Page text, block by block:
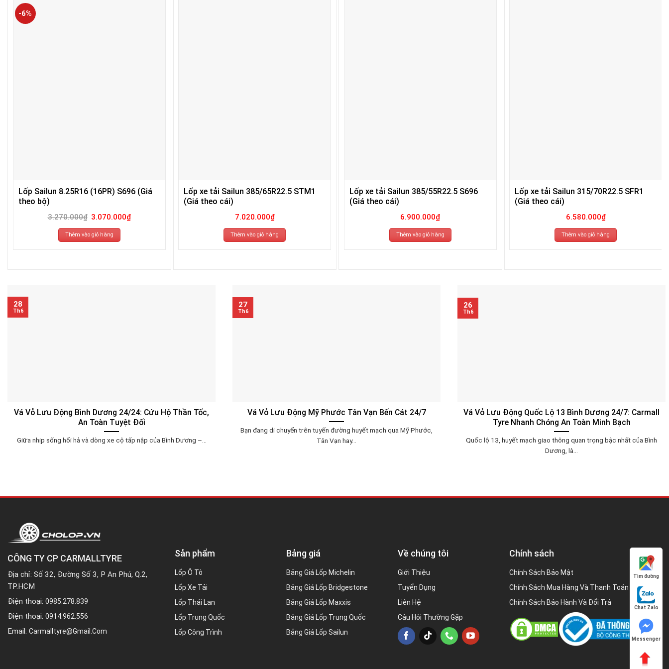
-6%
Lốp Sailun 8.25R16 (16PR) S696 (Giá
theo bộ)
3.270.000₫ Giá
gốc
là:
3.270.000₫.
3.070.000₫Giá
Thêm vào giỏ hàng
Lốp xe tải Sailun 385/65R22.5 STM1
(Giá theo cái)
7.020.000₫
Thêm vào giỏ hàng
Lốp xe tải Sailun 385/55R22.5 S696
(Giá theo cái)
6.900.000₫
Thêm vào giỏ hàng
Lốp xe tải Sailun 315/70R22.5 SFR1
(Giá theo cái)
6.580.000₫
Thêm vào giỏ hàng
Vá Vỏ Lưu Động Bình Dương 24/24: Cứu Hộ Thần Tốc,
An Toàn Tuyệt Đối
Giữa nhịp sống hối hả và dòng xe cộ tấp nập của Bình Dương –...
28
Th6
Vá Vỏ Lưu Động Mỹ Phước Tân Vạn Bến Cát 24/7
Bạn đang di chuyển trên tuyến đường huyết mạch qua Mỹ Phước,
Tân Vạn hay...
27
Th6
Vá Vỏ Lưu Động Quốc Lộ 13 Bình Dương 24/7: Carmall
Tyre Nhanh Chóng An Toàn Minh Bạch
Quốc lộ 13, huyết mạch giao thông quan trọng bậc nhất của Bình
Dương, là...
26
Th6
CÔNG TY CP CARMALLTYRE
Địa chỉ: Số 32, Đường Số 3, P An Phú, Q.2,
TP.HCM
Điện thoại: 0985.278.839
Điện thoại: 0914.962.556
Email: Carmalltyre@gmail.com
Sản phẩm
Lốp Ô Tô
Lốp Xe Tải
Lốp Thái Lan
Lốp Trung Quốc
Lốp Công Trình
Bảng giá
Bảng Giá Lốp Michelin
Bảng Giá Lốp Bridgestone
Bảng Giá Lốp Maxxis
Bảng Giá Lốp Trung Quốc
Bảng Giá Lốp Sailun
Về chúng tôi
Giới Thiệu
Tuyển Dụng
Liên Hệ
Câu Hỏi Thường Gặp
Chính sách
Chính Sách Bảo Mật
Chính Sách Mua Hàng Và Thanh Toán
Chính Sách Bảo Hành Và Đổi Trả
Tìm đường
Chat Zalo
Messenger